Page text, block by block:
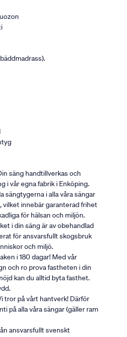
säng handtillverkas och
i vår egna fabrik i Enköping.
sängtygerna i alla våra sängar
vilket innebär garanterad frihet
för hälsan och miljön.
i din säng är av obehandlad
för ansvarsfullt skogsbruk
och miljö.
i 180 dagar! Med vår
och ro prova fastheten i din
kan du alltid byta fasthet.
tror på vårt hantverk! Därför
på alla våra sängar (gäller ram
ansvarsfullt svenskt